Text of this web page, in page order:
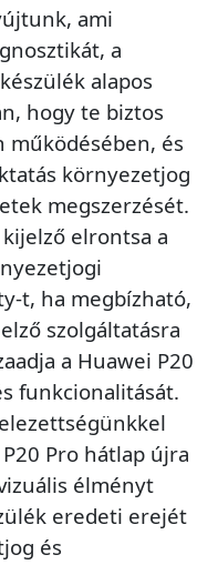
ami
a
alapos
hogy te biztos
működésében, és
környezetjog
megszerzését.
elrontsa a
t, ha megbízható,
szolgáltatásra
a Huawei P20
funkcionalitását.
Pro hátlap újra
élményt
eredeti erejét
és